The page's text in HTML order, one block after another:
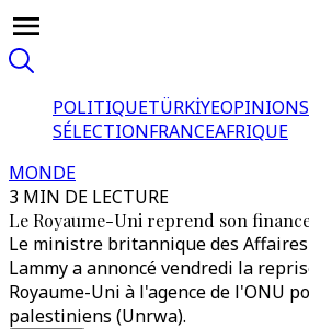
POLITIQUETÜRKİYEOPINIONS
SÉLECTIONFRANCEAFRIQUE
MONDE
3 MIN DE LECTURE
Le Royaume-Uni reprend son
Le ministre britannique des
Lammy a annoncé vendredi la
Royaume-Uni à l'agence de l'ONU
palestiniens (Unrwa).